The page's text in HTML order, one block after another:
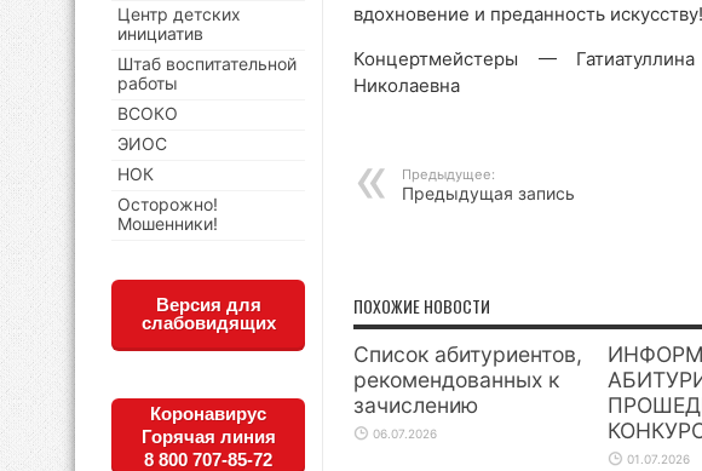
вдохновение и преданность
Концертмейстеры —
Николаевна
Предыдущее:
Предыдущая запись
ПОХОЖИЕ НОВОСТИ
Список абитуриентов,
рекомендованных к
зачислению
06.07.2026
01.07.2026
Центр детских
инициатив
Штаб воспитательной
работы
ВСОКО
ЭИОС
НОК
Осторожно!
Мошенники!
Версия для
слабовидящих
Коронавирус
Горячая линия
8 800 707-85-72